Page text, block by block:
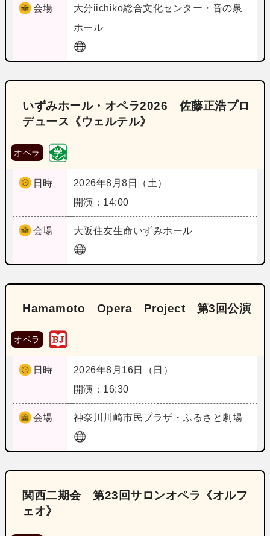
会場 大分iichiko総合文化センター・音の泉
ホール
いずみホール・オペラ2026 佐藤正浩プロ
デュース《ウェルテル》
オペラ
日時
2026年8月8日（土）
開演：14:00
会場 大阪住友生命いずみホール
Hamamoto Opera Project 第3回公演
オペラ
日時
2026年8月16日（日）
開演：16:30
会場 神奈川 川崎市民プラザ・ふるさと劇場
関西二期会 第23回サロンオペラ《オルフ
ェオ》